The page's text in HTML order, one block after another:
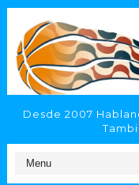
Desde 2007